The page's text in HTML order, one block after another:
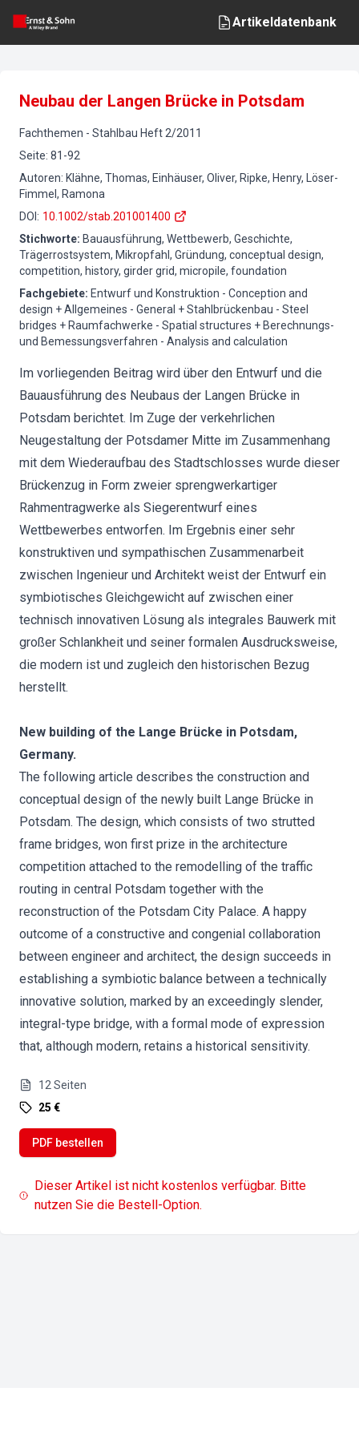
Artikeldatenbank
Neubau der Langen Brücke in Potsdam
Fachthemen - Stahlbau Heft 2/2011
Seite: 81-92
Autoren: Klähne, Thomas, Einhäuser, Oliver, Ripke, Henry, Löser-
Fimmel, Ramona
DOI : 10.1002/stab.201001400
Stichworte: Bauausführung, Wettbewerb, Geschichte,
Trägerrostsystem, Mikropfahl, Gründung, conceptual design,
competition, history, girder grid, micropile, foundation
Fachgebiete: Entwurf und Konstruktion - Conception and
design + Allgemeines - General + Stahlbrückenbau - Steel
bridges + Raumfachwerke - Spatial structures + Berechnungs-
und Bemessungsverfahren - Analysis and calculation
Im vorliegenden Beitrag wird über den Entwurf und die
Bauausführung des Neubaus der Langen Brücke in
Potsdam berichtet. Im Zuge der verkehrlichen
Neugestaltung der Potsdamer Mitte im Zusammenhang
mit dem Wiederaufbau des Stadtschlosses wurde dieser
Brückenzug in Form zweier sprengwerkartiger
Rahmentragwerke als Siegerentwurf eines
Wettbewerbes entworfen. Im Ergebnis einer sehr
konstruktiven und sympathischen Zusammenarbeit
zwischen Ingenieur und Architekt weist der Entwurf ein
symbiotisches Gleichgewicht auf zwischen einer
technisch innovativen Lösung als integrales Bauwerk mit
großer Schlankheit und seiner formalen Ausdrucksweise,
die modern ist und zugleich den historischen Bezug
herstellt.
New building of the Lange Brücke in Potsdam,
Germany.
The following article describes the construction and
conceptual design of the newly built Lange Brücke in
Potsdam. The design, which consists of two strutted
frame bridges, won first prize in the architecture
competition attached to the remodelling of the traffic
routing in central Potsdam together with the
reconstruction of the Potsdam City Palace. A happy
outcome of a constructive and congenial collaboration
between engineer and architect, the design succeeds in
establishing a symbiotic balance between a technically
innovative solution, marked by an exceedingly slender,
integral-type bridge, with a formal mode of expression
that, although modern, retains a historical sensitivity.
12 Seiten
25 €
PDF bestellen
Dieser Artikel ist nicht kostenlos verfügbar. Bitte
nutzen Sie die Bestell-Option.